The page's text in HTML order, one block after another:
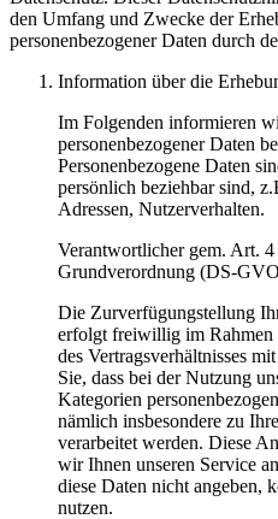
den Umfang und Zwecke der
personenbezogener Daten durch
Information über die
Im Folgenden informieren
personenbezogener Daten
Personenbezogene Daten
persönlich beziehbar sind,
Adressen, Nutzerverhalten.
Verantwortlicher gem. Art.
Grundverordnung (DS-
Die Zurverfügungstellung
erfolgt freiwillig im Rahmen
des Vertragsverhältnisses
Sie, dass bei der Nutzung
Kategorien
nämlich insbesondere zu
verarbeitet werden. Diese
wir Ihnen unseren Service
diese Daten nicht angeben,
nutzen.